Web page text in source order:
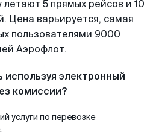
5 прямых рейсов и 10
Цена варьируется, самая
пользователями 9000
Аэрофлот.
электронный
комиссии?
услуги по перевозке